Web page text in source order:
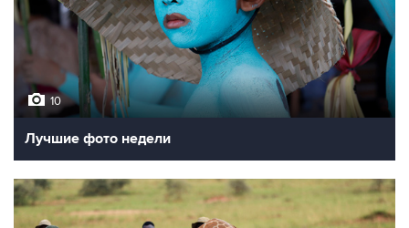
10
Лучшие фото недели